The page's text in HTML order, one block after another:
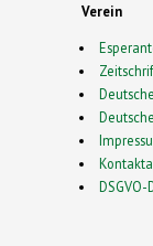
Verein